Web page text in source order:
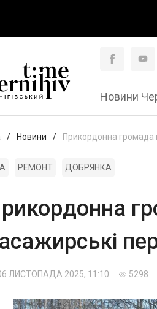
Новини
Новини Прикордонна громада
РЕМОНТ ДОБРЯНКА
ЛИСТОПАДА 2025, 11:10 5298